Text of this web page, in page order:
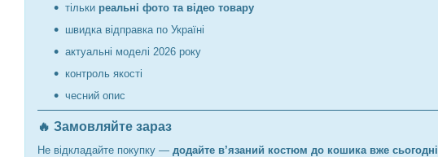
тільки реальні фото та відео товару
швидка відправка по Україні
актуальні моделі 2026 року
контроль якості
чесний опис
🔥 Замовляйте зараз
Не відкладайте покупку — додайте в’язаний костюм до кошика вже сьогодні